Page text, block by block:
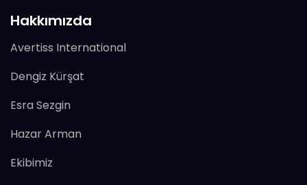
Hakkımızda
Avertiss International
Dengiz Kürşat
Esra Sezgin
Hazar Arman
Ekibimiz